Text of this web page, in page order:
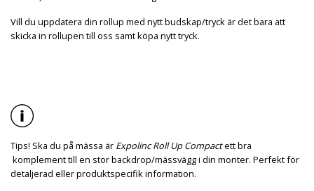
Vill du uppdatera din rollup med nytt budskap/tryck är det bara att
skicka in rollupen till oss samt köpa nytt tryck.
Tips! Ska du på mässa är Expolinc Roll Up Compactett bra
komplement till en stor backdrop/mässvägg i din monter. Perfekt för
detaljerad eller produktspecifik information.